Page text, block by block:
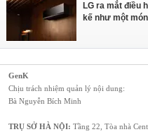
LG ra mắt điều
kế như một
GenK
Chịu trách nhiệm quản lý nội dung:
Bà Nguyễn Bích Minh
TRỤ SỞ HÀ NỘI: Tầng 22, Tòa nhà